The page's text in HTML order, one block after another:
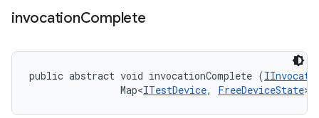
invocationComplete
public abstract void invocationComplete (
                Map<
ITestDevice, FreeDeviceState>